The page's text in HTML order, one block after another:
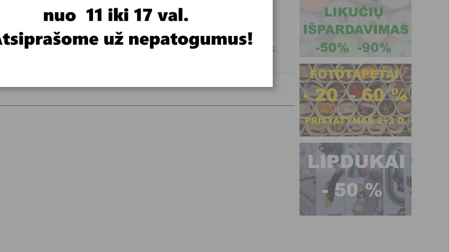
įsigyti galima Tapetų ir dažų studijoje adresu Olandų 6, Vilnius.
klausimais galite kreiptis ir el. paštu info@tapetai.lt arba telefonu 8 686 27522.
kiekį sudėtinga, realu siųsti tik didesnio profilio ir didesnius kiekius apvadų.